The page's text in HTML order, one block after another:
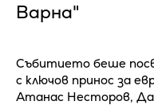
Варна"
Събитието беше
с ключов принос за
Атанас Несторов,